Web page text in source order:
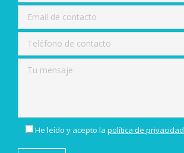
He leído y acepto lapolítica de privacidad